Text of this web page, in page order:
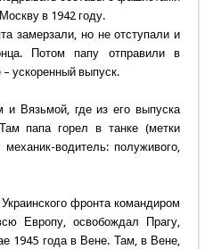
в 1942 году.
замерзали, но не отступали и
Потом папу отправили в
ускоренный выпуск.
Вязьмой, где из его выпуска
папа горел в танке (метки
водитель: полуживого,
фронта командиром
Европу, освобождал Прагу,
1945 года в Вене. Там, в Вене,